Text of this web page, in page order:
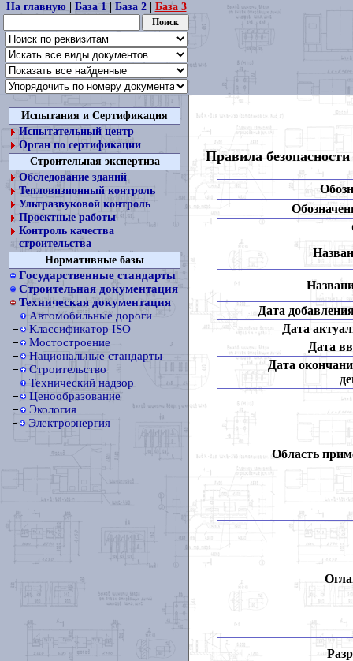
На главную| База 1| База 2| База 3
Испытания и Сертификация
Испытательный центр
Орган по сертификации
Строительная экспертиза
Обследование зданий
Тепловизионный контроль
Ультразвуковой контроль
Проектные работы
Контроль качества
строительства
Нормативные базы
Государственные стандарты
Строительная документация
Техническая документация
Автомобильные дороги
Классификатор ISO
Мостостроение
Национальные стандарты
Строительство
Технический надзор
Ценообразование
Экология
Электроэнергия
Правила
Дата
Дата
Дата
Дата
Область